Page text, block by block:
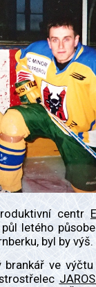
centr
letého
byl by výš.
brankář ve